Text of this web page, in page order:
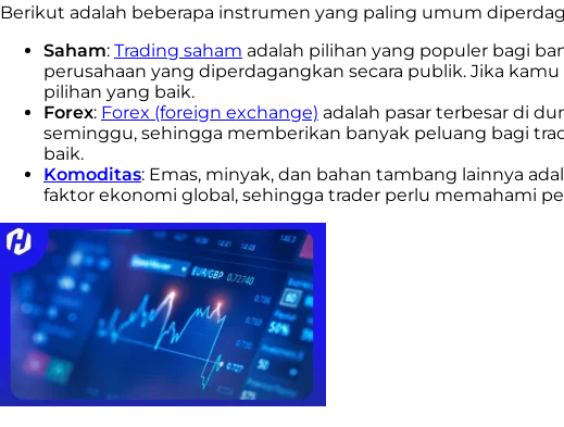
Berikut adalah beberapa instrumen yang paling umum
Saham: Trading saham adalah pilihan yang populer bagi
perusahaan yang diperdagangkan secara publik. Jika
pilihan yang baik.
Forex: Forex (foreign exchange) adalah pasar terbesar di
seminggu, sehingga memberikan banyak peluang bagi
baik.
Komoditas: Emas, minyak, dan bahan tambang lainnya
faktor ekonomi global, sehingga trader perlu memahami